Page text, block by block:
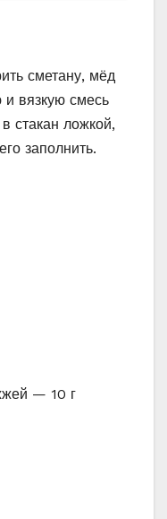
сметану, мёд
и вязкую смесь
стакан ложкой,
заполнить.
— 10 г